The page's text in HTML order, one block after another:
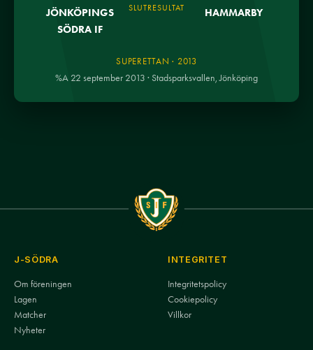
JÖNKÖPINGS
SÖDRA IF
SLUTRESULTAT HAMMARBY
SUPERETTAN · 2013
%A 22 september 2013 · Stadsparksvallen, Jönköping
J-SÖDRA
Om föreningen
Lagen
Matcher
Nyheter
INTEGRITET
Integritetspolicy
Cookiepolicy
Villkor